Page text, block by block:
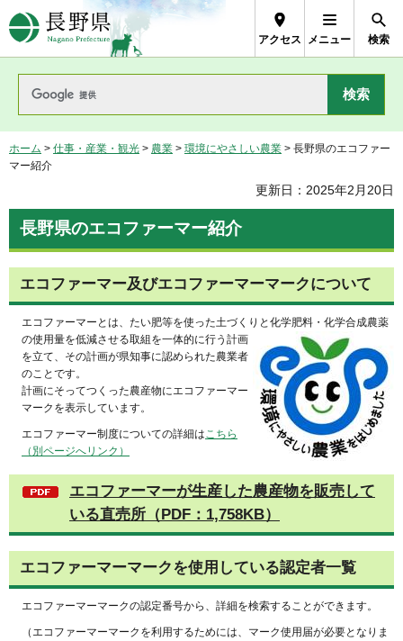
長野県Nagano Prefecture
アクセス メニュー 検索
ホーム > 仕事・産業・観光 > 農業 > 環境にやさしい農業 > 長野県のエコファー
マー紹介
更新日：2025年2月20日
長野県のエコファーマー紹介
エコファーマー及びエコファーマーマークについて
エコファーマーとは、たい肥等を使った土づくりと化学肥料・化学合成農薬
の使用量を低減させる取組を一体的に行う計画
を立て、その計画が県知事に認められた農業者
のことです。
計画にそってつくった農産物にエコファーマー
マークを表示しています。
エコファーマー制度についての詳細は こちら
（別ページへリンク）
エコファーマーが生産した農産物を販売して
いる直売所（PDF：1,758KB）
エコファーマーマークを使用している認定者一覧
エコファーマーマークの認定番号から、詳細を検索することができます。
（エコファーマーマークを利用するためには、マーク使用届が必要となりま